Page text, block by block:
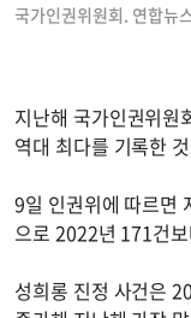
국가인권위원회. 연합뉴
지난해 국가인권위원
역대 최다를 기록한
9일 인권위에 따르면
으로 2022년 171건
성희롱 진정 사건은